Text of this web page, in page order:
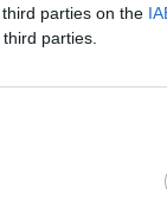
parties on the
parties.
σειράς